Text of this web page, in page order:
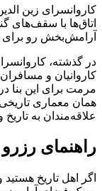
اتاق‌ها با سقف‌های
آرامش‌بخش رو
در گذشته،
کاروانیان و
مرمت برای این بنا
همان معماری
علاقه‌مندان به
راهنمای
اگر اهل تاریخ